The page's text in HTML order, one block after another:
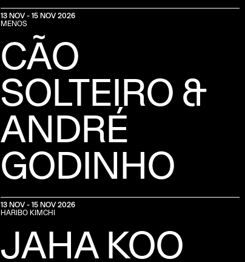
13 NOV - 15 NOV 2026
MENOS
CÃO
SOLTEIRO &
ANDRÉ
GODINHO
13 NOV - 15 NOV 2026
HARIBO KIMCHI
JAHA KOO